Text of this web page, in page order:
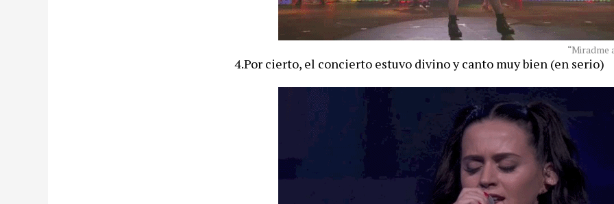
“Miradme
4.Por cierto, el concierto estuvo divino y canto muy bien (en serio)